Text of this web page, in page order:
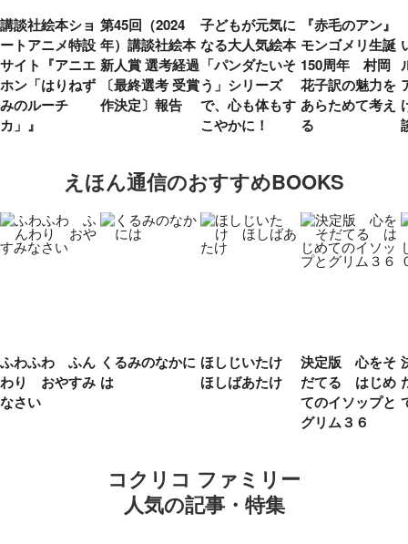
講談社絵本ショ
ートアニメ特設
サイト『アニエ
ホン「はりねず
みのルーチ
カ」』
第45回（2024
年）講談社絵本
新人賞 選考経過
〔最終選考 受賞
作決定〕報告
子どもが元気に
なる大人気絵本
「パンダたいそ
う」シリーズ
で、心も体もす
こやかに！
『赤毛のアン』
モンゴメリ生誕
150周年 村岡
花子訳の魅力を
あらためて考え
る
えほん通信のおすすめBOOKS
ふわふわ ふん
わり おやすみ
なさい
くるみのなかに
は
ほしじいたけ
ほしばあたけ
決定版 心をそ
だてる はじめ
てのイソップと
グリム３６
コクリコ ファミリー
人気の記事・特集